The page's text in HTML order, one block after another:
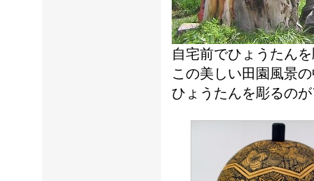
自宅前でひょうたん
この美しい田園風景
ひょうたんを彫るの